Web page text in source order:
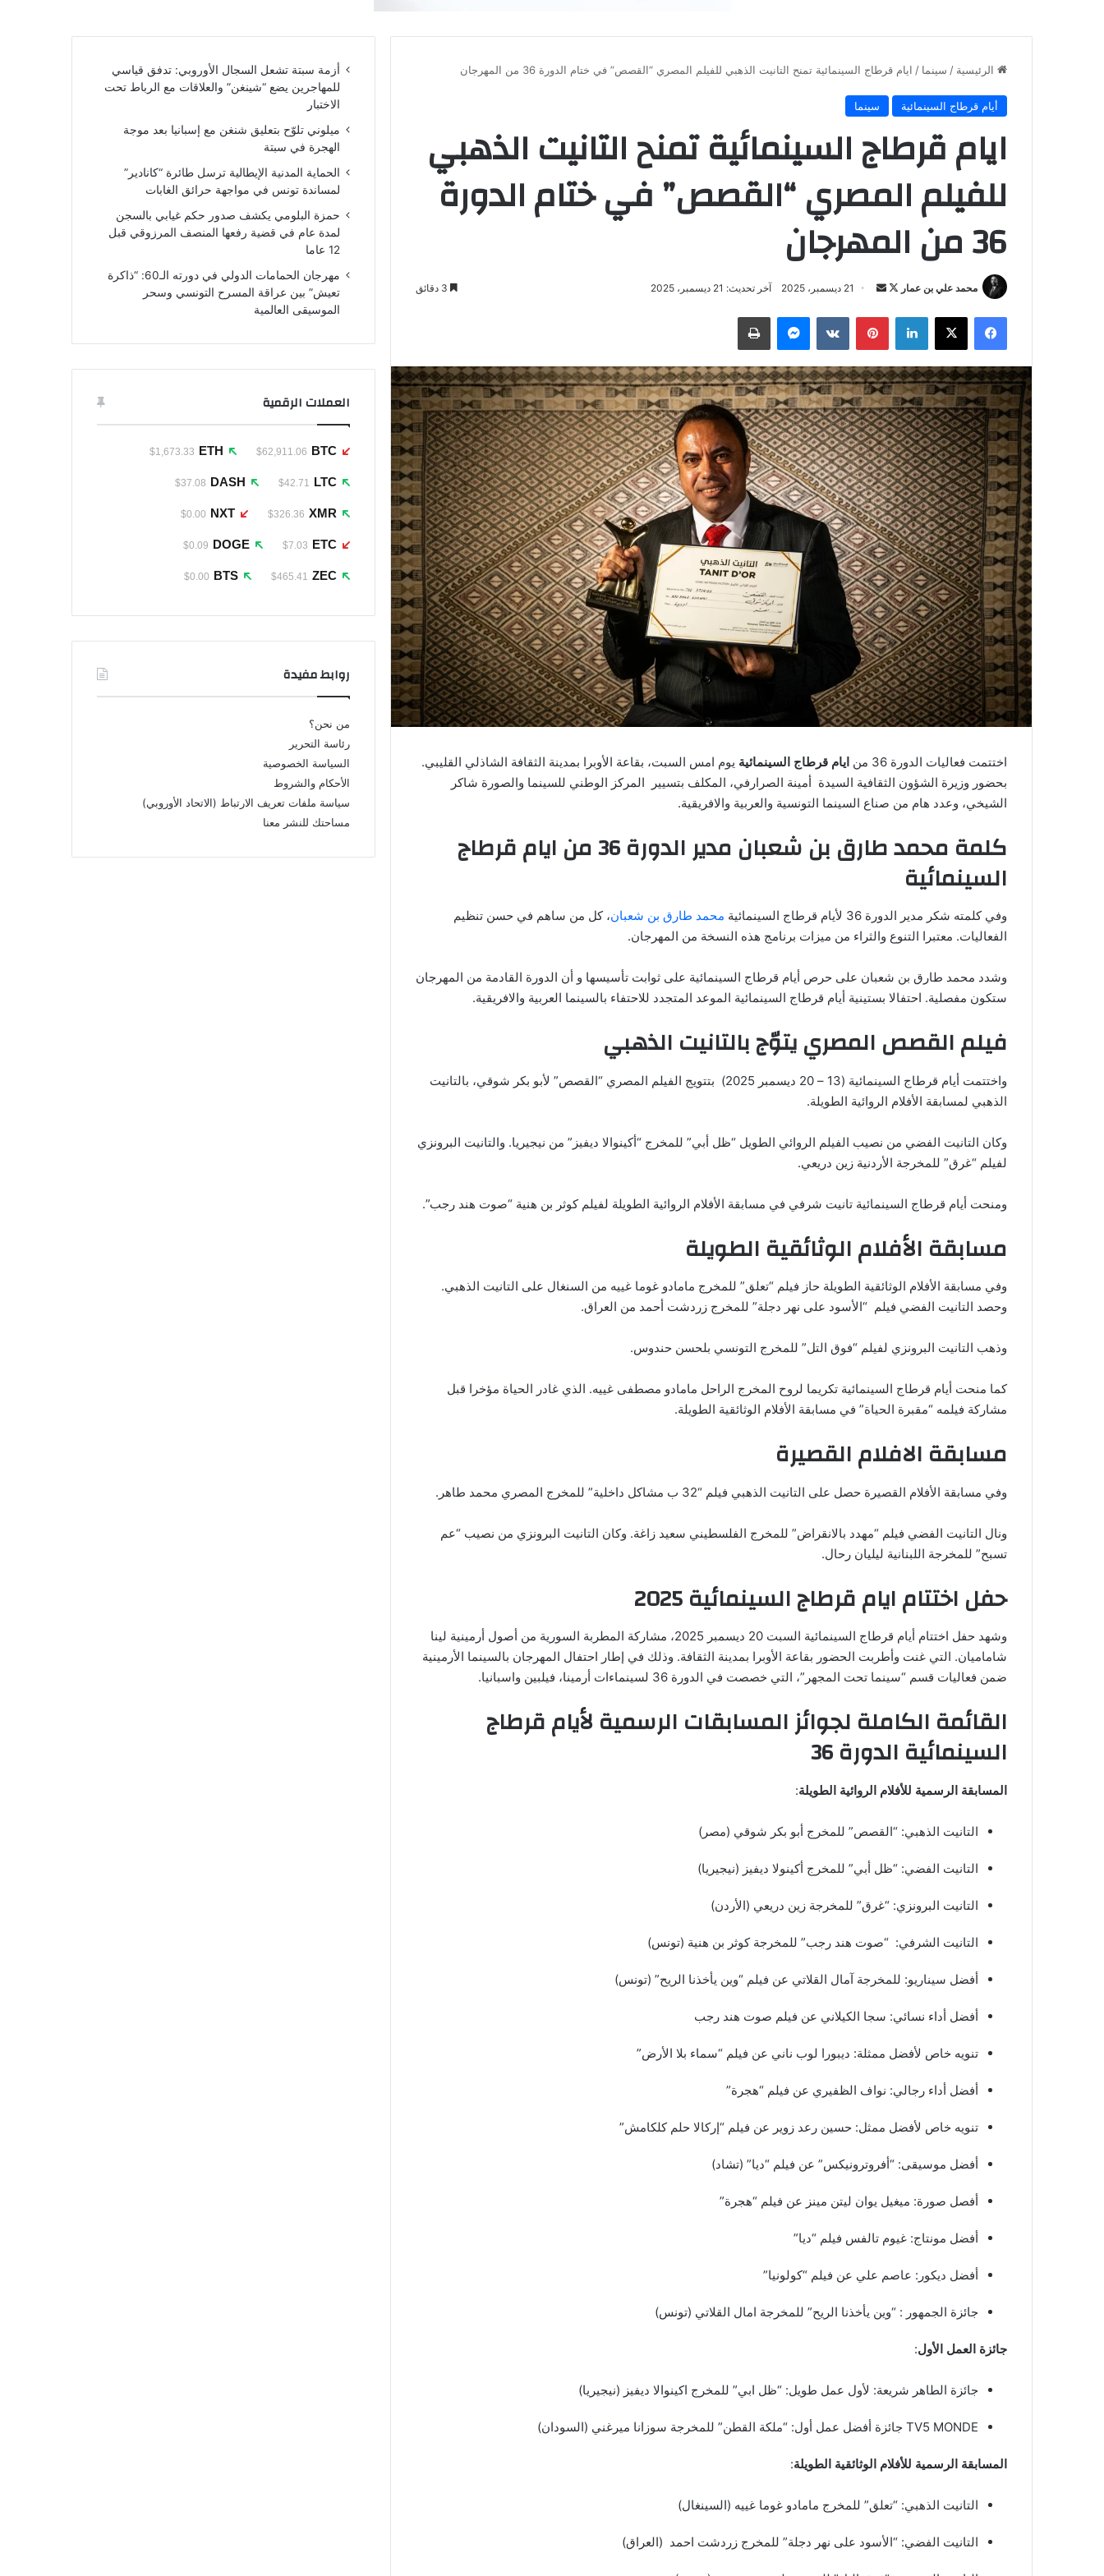
الرئيسية / سينما / ايام قرطاج السينمائية تمنح التانيت الذهبي للفيلم المصري “القصص” في ختام الدورة 36 من المهرجان
أيام قرطاج السينمائية سينما
ايام قرطاج السينمائية تمنح التانيت الذهبي
للفيلم المصري “القصص” في ختام الدورة
36 من المهرجان
محمد علي بن عمار
تابعأرسل
إلكترونيا
21 ديسمبر، 2025 آخر تحديث: 21 ديسمبر، 2025
فيسبوك ‫X لينكدإن بينتيريست ماسنجر طباعة
اختتمت فعاليات الدورة 36 من ايام قرطاج السينمائية يوم امس السبت، بقاعة الأوبرا بمدينة الثقافة الشاذلي القليبي.
بحضور وزيرة الشؤون الثقافية السيدة أمينة الصرارفي، المكلف بتسيير المركز الوطني للسينما والصورة شاكر
الشيخي، وعدد هام من صناع السينما التونسية والعربية والافريقية.
كلمة محمد طارق بن شعبان مدير الدورة 36 من ايام قرطاج
السينمائية
وفي كلمته شكر مدير الدورة 36 لأيام قرطاج السينمائية محمد طارق بن شعبان، كل من ساهم في حسن تنظيم
الفعاليات. معتبرا التنوع والثراء من ميزات برنامج هذه النسخة من المهرجان.
وشدد محمد طارق بن شعبان على حرص أيام قرطاج السينمائية على ثوابت تأسيسها و أن الدورة القادمة من المهرجان
ستكون مفصلية. احتفالا بستينية أيام قرطاج السينمائية الموعد المتجدد للاحتفاء بالسينما العربية والافريقية.
فيلم القصص المصري يتوّج بالتانيت الذهبي
واختتمت أيام قرطاج السينمائية (13 – 20 ديسمبر 2025) بتتويج الفيلم المصري “القصص” لأبو بكر شوقي، بالتانيت
الذهبي لمسابقة الأفلام الروائية الطويلة.
وكان التانيت الفضي من نصيب الفيلم الروائي الطويل “ظل أبي” للمخرج “أكينوالا ديفيز” من نيجيريا. والتانيت البرونزي
لفيلم “غرق” للمخرجة الأردنية زين دريعي.
ومنحت أيام قرطاج السينمائية تانيت شرفي في مسابقة الأفلام الروائية الطويلة لفيلم كوثر بن هنية “صوت هند رجب”.
مسابقة الأفلام الوثائقية الطويلة
وفي مسابقة الأفلام الوثائقية الطويلة حاز فيلم “تعلق” للمخرج مامادو غوما غييه من السنغال على التانيت الذهبي.
وحصد التانيت الفضي فيلم “الأسود على نهر دجلة” للمخرج زردشت أحمد من العراق.
وذهب التانيت البرونزي لفيلم “فوق التل” للمخرج التونسي بلحسن حندوس.
كما منحت أيام قرطاج السينمائية تكريما لروح المخرج الراحل مامادو مصطفى غييه. الذي غادر الحياة مؤخرا قبل
مشاركة فيلمه “مقبرة الحياة” في مسابقة الأفلام الوثائقية الطويلة.
مسابقة الافلام القصيرة
وفي مسابقة الأفلام القصيرة حصل على التانيت الذهبي فيلم “32 ب مشاكل داخلية” للمخرج المصري محمد طاهر.
ونال التانيت الفضي فيلم “مهدد بالانقراض” للمخرج الفلسطيني سعيد زاغة. وكان التانيت البرونزي من نصيب “عم
تسبح” للمخرجة اللبنانية ليليان رحال.
حفل اختتام ايام قرطاج السينمائية 2025
وشهد حفل اختتام أيام قرطاج السينمائية السبت 20 ديسمبر 2025، مشاركة المطربة السورية من أصول أرمينية لينا
شاماميان. التي غنت وأطربت الحضور بقاعة الأوبرا بمدينة الثقافة. وذلك في إطار احتفال المهرجان بالسينما الأرمينية
ضمن فعاليات قسم “سينما تحت المجهر”، التي خصصت في الدورة 36 لسينماءات أرمينا، فيلبين واسبانيا.
القائمة الكاملة لجوائز المسابقات الرسمية لأيام قرطاج
السينمائية الدورة 36
المسابقة الرسمية للأفلام الروائية الطويلة:
التانيت الذهبي: “القصص” للمخرج أبو بكر شوقي (مصر)
التانيت الفضي: “ظل أبي” للمخرج أكينولا ديفيز (نيجيريا)
التانيت البرونزي: “غرق” للمخرجة زين دريعي (الأردن)
التانيت الشرفي: “صوت هند رجب” للمخرجة كوثر بن هنية (تونس)
أفضل سيناريو: للمخرجة آمال القلاتي عن فيلم “وين يأخذنا الريح” (تونس)
أفضل أداء نسائي: سجا الكيلاني عن فيلم صوت هند رجب
تنويه خاص لأفضل ممثلة: ديبورا لوب ناني عن فيلم “سماء بلا الأرض”
أفضل أداء رجالي: نواف الظفيري عن فيلم “هجرة”
تنويه خاص لأفضل ممثل: حسين رعد زوير عن فيلم “إركالا حلم كلكامش”
أفضل موسيقى: “أفروترونيكس” عن فيلم “ديا” (تشاد)
أفصل صورة: ميغيل يوان ليتن مينز عن فيلم “هجرة”
أفضل مونتاج: غيوم تالفس فيلم “ديا”
أفضل ديكور: عاصم علي عن فيلم “كولونيا”
جائزة الجمهور : “وين يأخذنا الريح” للمخرجة امال القلاتي (تونس)
جائزة العمل الأول:
جائزة الطاهر شريعة: لأول عمل طويل: “ظل ابي” للمخرج اكينوالا ديفيز (نيجيريا)
TV5 MONDE جائزة أفضل عمل أول: “ملكة القطن” للمخرجة سوزانا ميرغني (السودان)
المسابقة الرسمية للأفلام الوثائقية الطويلة:
التانيت الذهبي: “تعلق” للمخرج مامادو غوما غييه (السينغال)
التانيت الفضي: “الأسود على نهر دجلة” للمخرج زردشت احمد (العراق)
أزمة سبتة تشعل السجال الأوروبي: تدفق قياسي
للمهاجرين يضع “شينغن” والعلاقات مع الرباط تحت
الاختبار
ميلوني تلوّح بتعليق شنغن مع إسبانيا بعد موجة
الهجرة في سبتة
الحماية المدنية الإيطالية ترسل طائرة “كانادير”
لمساندة تونس في مواجهة حرائق الغابات
حمزة البلومي يكشف صدور حكم غيابي بالسجن
لمدة عام في قضية رفعها المنصف المرزوقي قبل
12 عاما
مهرجان الحمامات الدولي في دورته الـ60: “ذاكرة
تعيش” بين عراقة المسرح التونسي وسحر
الموسيقى العالمية
العملات الرقمية
BTC
$62,911.06
ETH
$1,673.33
LTC
$42.71
DASH
$37.08
XMR
$326.36
NXT
$0.00
ETC
$7.03
DOGE
$0.09
ZEC
$465.41
BTS
$0.00
روابط مفيدة
من نحن؟
رئاسة التحرير
السياسة الخصوصية
الأحكام والشروط
سياسة ملفات تعريف الارتباط (الاتحاد الأوروبي)
مساحتك للنشر معنا